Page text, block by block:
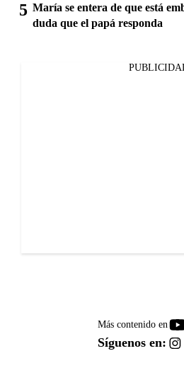
María se entera de que está
duda que el papá responda
Más contenido en
Síguenos en: